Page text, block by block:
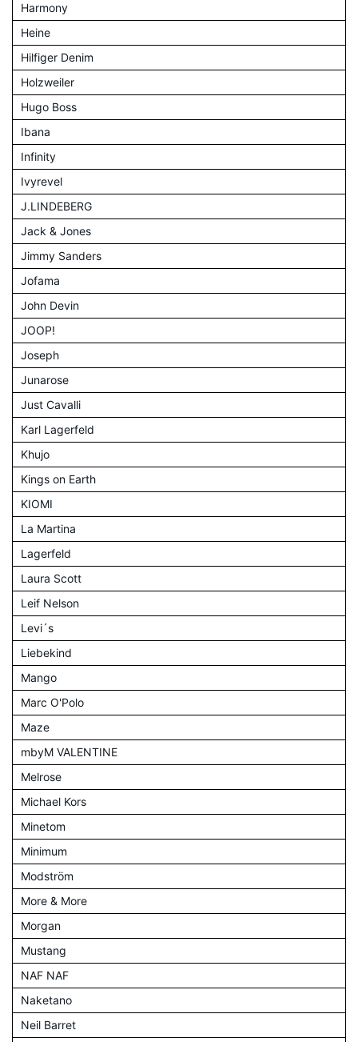
Harmony
Heine
Hilfiger Denim
Holzweiler
Hugo Boss
Ibana
Infinity
Ivyrevel
J.LINDEBERG
Jack & Jones
Jimmy Sanders
Jofama
John Devin
JOOP!
Joseph
Junarose
Just Cavalli
Karl Lagerfeld
Khujo
Kings on Earth
KIOMI
La Martina
Lagerfeld
Laura Scott
Leif Nelson
Levi´s
Liebekind
Mango
Marc O'Polo
Maze
mbyM VALENTINE
Melrose
Michael Kors
Minetom
Minimum
Modström
More & More
Morgan
Mustang
NAF NAF
Naketano
Neil Barret